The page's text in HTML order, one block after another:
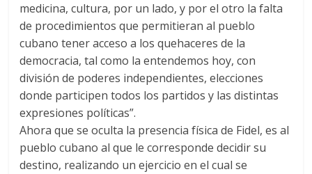
medicina, cultura, por un lado, y por el otro la falta
de procedimientos que permitieran al pueblo
cubano tener acceso a los quehaceres de la
democracia, tal como la entendemos hoy, con
división de poderes independientes, elecciones
donde participen todos los partidos y las distintas
expresiones políticas”.
Ahora que se oculta la presencia física de Fidel, es al
pueblo cubano al que le corresponde decidir su
destino, realizando un ejercicio en el cual se